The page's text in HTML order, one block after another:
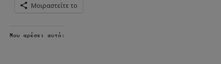
Μοιραστείτε το
Μου αρέσει αυτό: